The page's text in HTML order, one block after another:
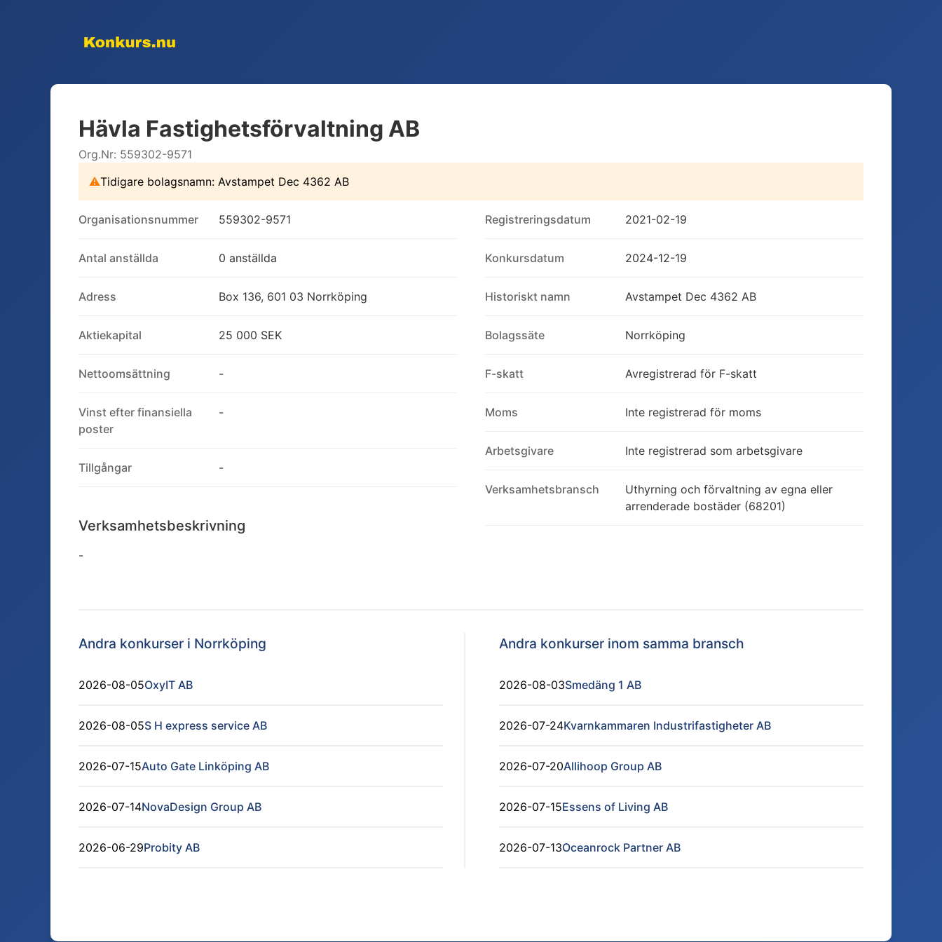
Hävla Fastighetsförvaltning AB
Org.Nr: 559302-9571
⚠Tidigare bolagsnamn: Avstampet Dec 4362 AB
Organisationsnummer 559302-9571
Antal anställda 0 anställda
Adress Box 136, 601 03 Norrköping
Aktiekapital 25 000 SEK
Nettoomsättning -
Vinst efter finansiella
poster
-
Tillgångar -
Verksamhetsbeskrivning
-
Registreringsdatum 2021-02-19
Konkursdatum 2024-12-19
Historiskt namn Avstampet Dec 4362 AB
Bolagssäte Norrköping
F-skatt Avregistrerad för F-skatt
Moms Inte registrerad för moms
Arbetsgivare Inte registrerad som arbetsgivare
Verksamhetsbransch
Uthyrning och förvaltning av egna eller
arrenderade bostäder (68201)
Andra konkurser i Norrköping
2026-08-05OxyIT AB
2026-08-05S H express service AB
2026-07-15Auto Gate Linköping AB
2026-07-14NovaDesign Group AB
2026-06-29Probity AB
Andra konkurser inom samma bransch
2026-08-03Smedäng 1 AB
2026-07-24Kvarnkammaren Industrifastigheter AB
2026-07-20Allihoop Group AB
2026-07-15Essens of Living AB
2026-07-13Oceanrock Partner AB